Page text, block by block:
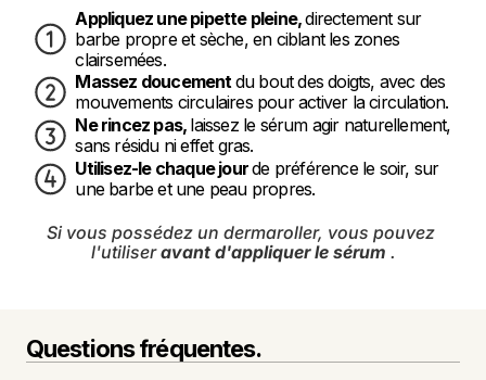
Appliquez une pipette pleine, directement sur
barbe propre et sèche, en ciblant les zones
clairsemées.
Massez doucement du bout des doigts, avec des
mouvements circulaires pour activer la circulation.
Ne rincez pas, laissez le sérum agir naturellement,
sans résidu ni effet gras.
Utilisez-le chaque jour de préférence le soir, sur
une barbe et une peau propres.
Si vous possédez un dermaroller, vous pouvez
l'utiliser avant d'appliquer le sérum .
Questions fréquentes.